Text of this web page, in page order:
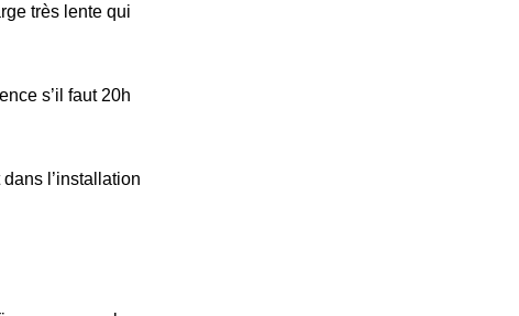
très lente qui
s’il faut 20h
l’installation